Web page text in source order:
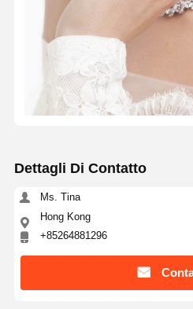
14CT Braccialetto in oro
Colletto placcato in oro 14K
Gioielli di platino personalizzati
Dettagli Di Contatto
Ms. Tina
Hong Kong
+85264881296